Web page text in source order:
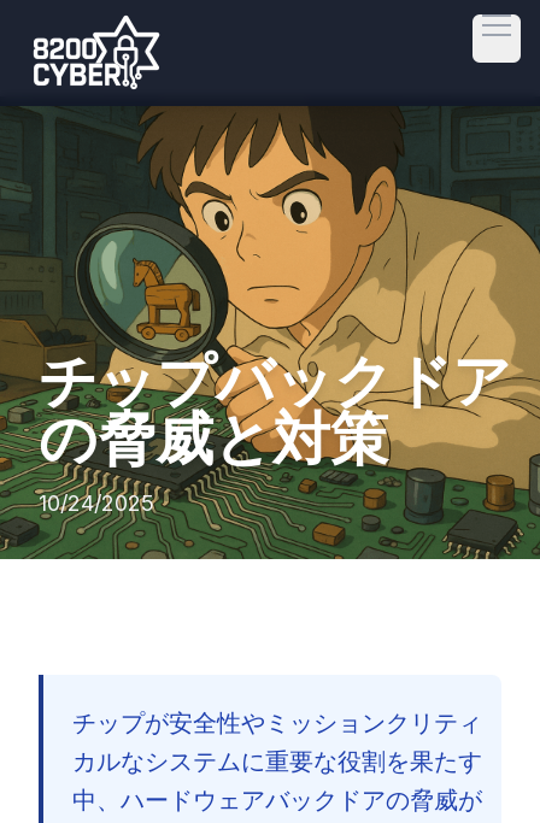
チップバックドア
の脅威と対策
10/24/2025
チップが安全性やミッションクリティ
カルなシステムに重要な役割を果たす
中、ハードウェアバックドアの脅威が